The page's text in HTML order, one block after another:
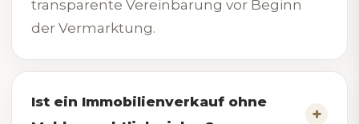
transparente Vereinbarung vor Beginn
der Vermarktung.
Ist ein Immobilienverkauf ohne